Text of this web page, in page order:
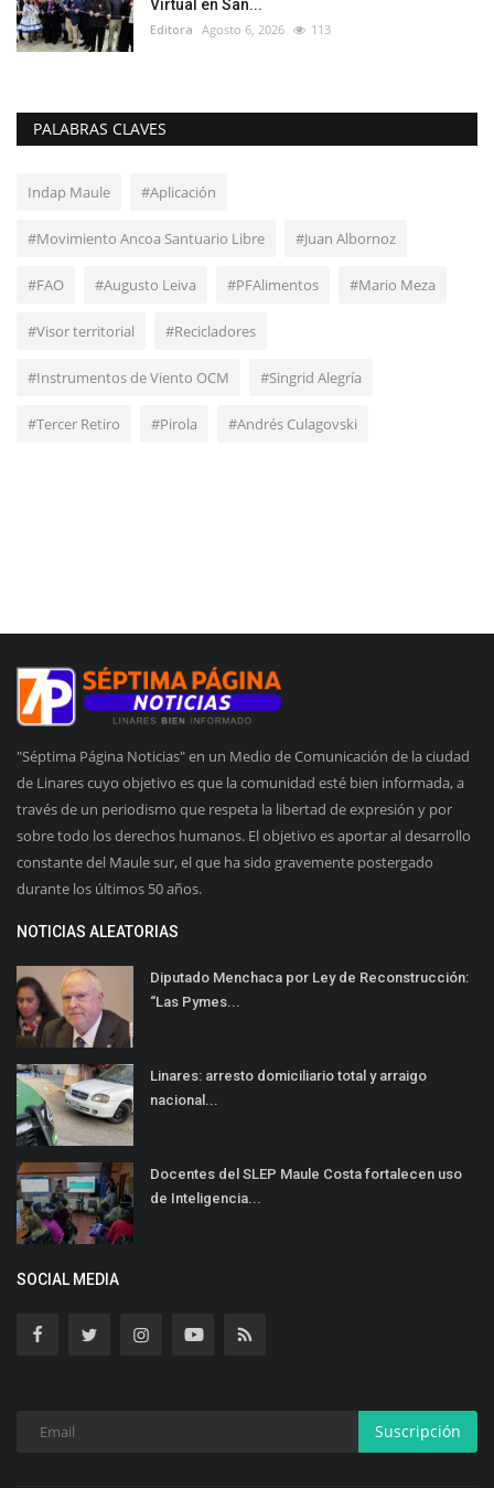
Virtual en San...
Editora Agosto 6, 2026 113
PALABRAS CLAVES
Indap Maule #Aplicación
#Movimiento Ancoa Santuario Libre #Juan Albornoz
#FAO #Augusto Leiva #PFAlimentos #Mario Meza
#Visor territorial #Recicladores
#Instrumentos de Viento OCM #Singrid Alegría
#Tercer Retiro #Pirola #Andrés Culagovski
"Séptima Página Noticias" en un Medio de Comunicación de la ciudad
de Linares cuyo objetivo es que la comunidad esté bien informada, a
través de un periodismo que respeta la libertad de expresión y por
sobre todo los derechos humanos. El objetivo es aportar al desarrollo
constante del Maule sur, el que ha sido gravemente postergado
durante los últimos 50 años.
NOTICIAS ALEATORIAS
Diputado Menchaca por Ley de Reconstrucción:
“Las Pymes...
Linares: arresto domiciliario total y arraigo
nacional...
Docentes del SLEP Maule Costa fortalecen uso
de Inteligencia...
SOCIAL MEDIA
Suscripción